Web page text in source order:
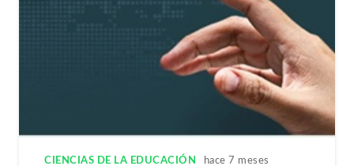
CIENCIAS DE LA EDUCACIÓN hace 7 meses